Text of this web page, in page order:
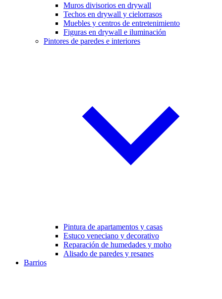
Muros divisorios en drywall
Techos en drywall y cielorrasos
Muebles y centros de entretenimiento
Figuras en drywall e iluminación
Pintores de paredes e interiores
Pintura de apartamentos y casas
Estuco veneciano y decorativo
Reparación de humedades y moho
Alisado de paredes y resanes
Barrios